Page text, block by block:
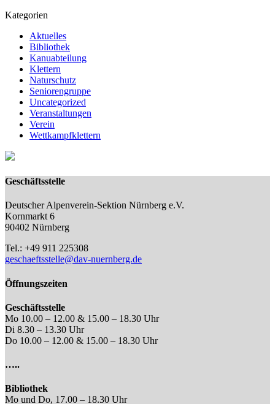
Kategorien
Aktuelles
Bibliothek
Kanuabteilung
Klettern
Naturschutz
Seniorengruppe
Uncategorized
Veranstaltungen
Verein
Wettkampfklettern
Geschäftsstelle
Deutscher Alpenverein-Sektion Nürnberg e.V.
Kornmarkt 6
90402 Nürnberg
Tel.: +49 911 225308
geschaeftsstelle@dav-nuernberg.de
Öffnungszeiten
Geschäftsstelle
Mo 10.00 – 12.00 & 15.00 – 18.30 Uhr
Di 8.30 – 13.30 Uhr
Do 10.00 – 12.00 & 15.00 – 18.30 Uhr
…..
Bibliothek
Mo und Do, 17.00 – 18.30 Uhr